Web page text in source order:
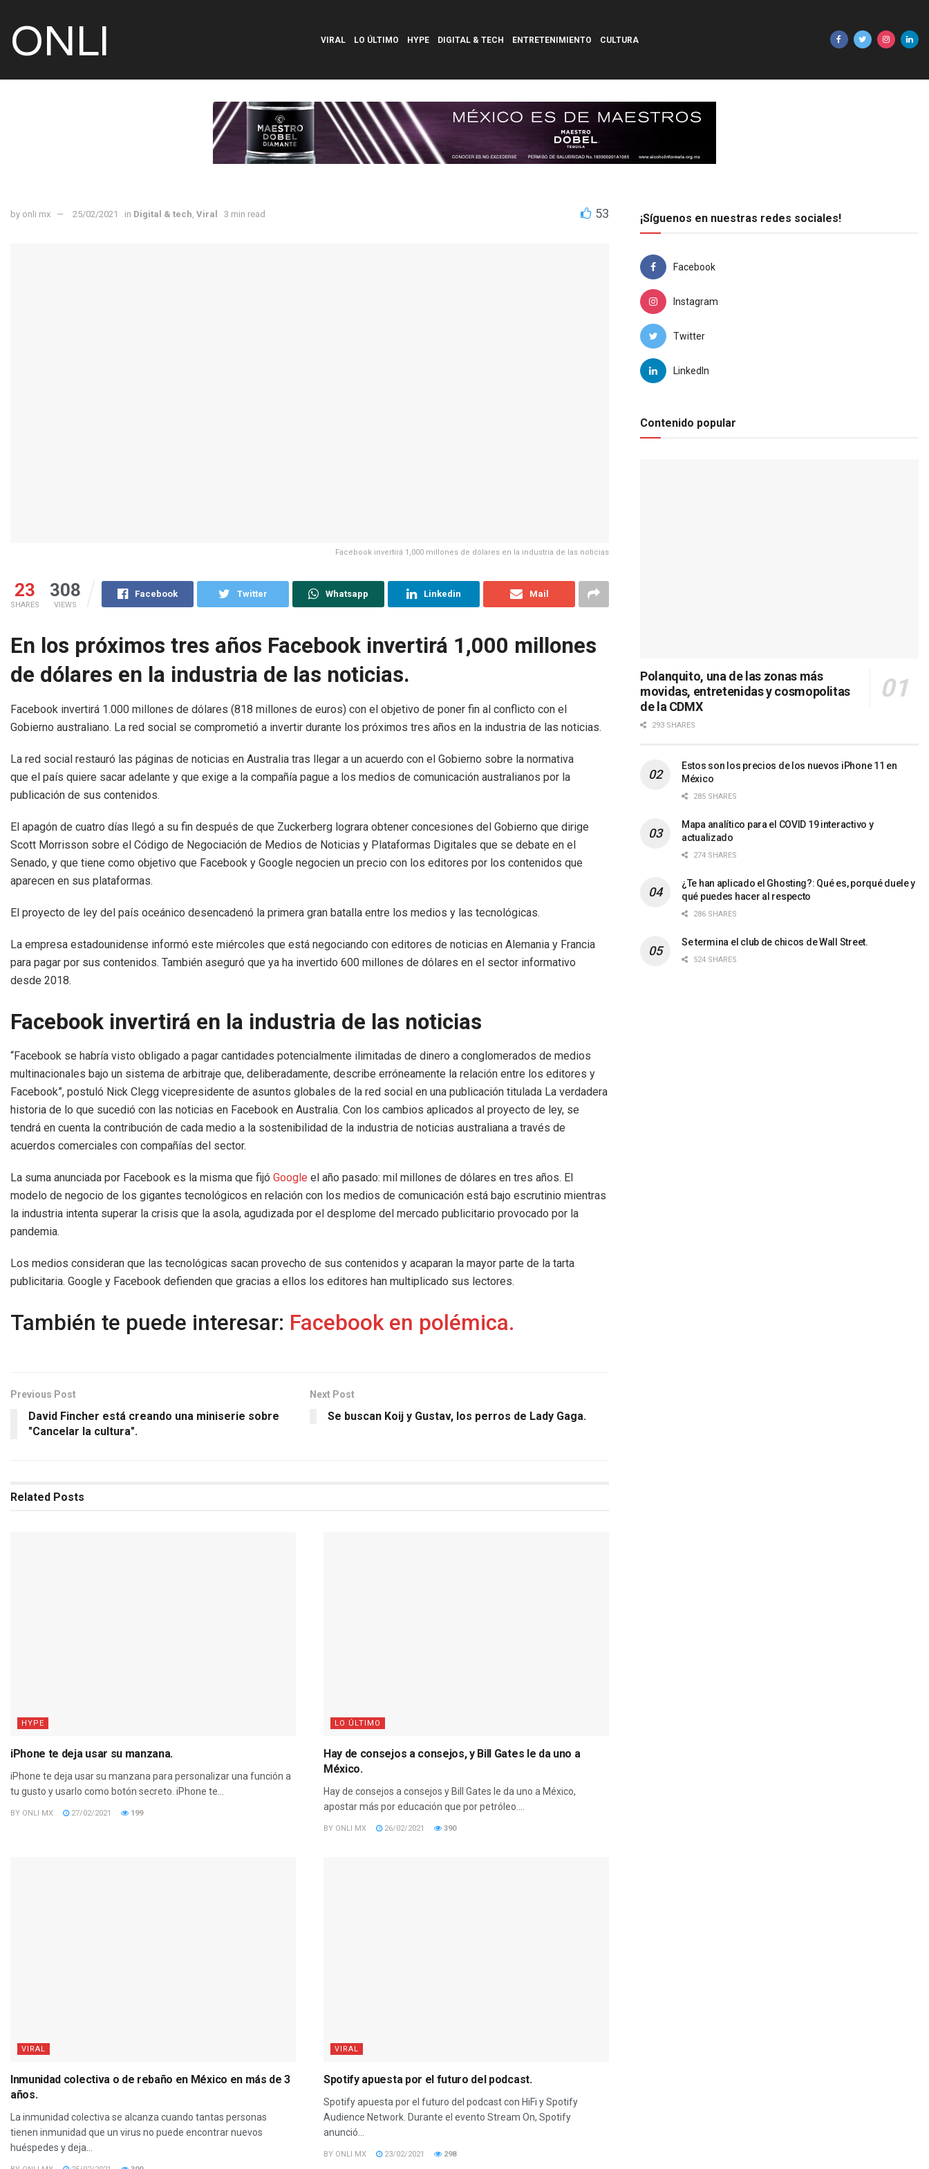
ONLI VIRAL LO ÚLTIMO HYPE DIGITAL & TECH ENTRETENIMIENTO CULTURA
by onli mx 25/02/2021 in Digital & tech, Viral 3 min read 53
Facebook invertirá 1,000 millones de dólares en la industria de las noticias
23
SHARES
308
VIEWS
Facebook Twitter Whatsapp Linkedin Mail
En los próximos tres años Facebook invertirá 1,000 millones
de dólares en la industria de las noticias.
Facebook invertirá 1.000 millones de dólares (818 millones de euros) con el objetivo de poner fin al conflicto con el
Gobierno australiano. La red social se comprometió a invertir durante los próximos tres años en la industria de las noticias.
La red social restauró las páginas de noticias en Australia tras llegar a un acuerdo con el Gobierno sobre la normativa
que el país quiere sacar adelante y que exige a la compañía pague a los medios de comunicación australianos por la
publicación de sus contenidos.
El apagón de cuatro días llegó a su fin después de que Zuckerberg lograra obtener concesiones del Gobierno que dirige
Scott Morrisson sobre el Código de Negociación de Medios de Noticias y Plataformas Digitales que se debate en el
Senado, y que tiene como objetivo que Facebook y Google negocien un precio con los editores por los contenidos que
aparecen en sus plataformas.
El proyecto de ley del país oceánico desencadenó la primera gran batalla entre los medios y las tecnológicas.
La empresa estadounidense informó este miércoles que está negociando con editores de noticias en Alemania y Francia
para pagar por sus contenidos. También aseguró que ya ha invertido 600 millones de dólares en el sector informativo
desde 2018.
Facebook invertirá en la industria de las noticias
“Facebook se habría visto obligado a pagar cantidades potencialmente ilimitadas de dinero a conglomerados de medios
multinacionales bajo un sistema de arbitraje que, deliberadamente, describe erróneamente la relación entre los editores y
Facebook”, postuló Nick Clegg vicepresidente de asuntos globales de la red social en una publicación titulada La verdadera
historia de lo que sucedió con las noticias en Facebook en Australia. Con los cambios aplicados al proyecto de ley, se
tendrá en cuenta la contribución de cada medio a la sostenibilidad de la industria de noticias australiana a través de
acuerdos comerciales con compañías del sector.
La suma anunciada por Facebook es la misma que fijó Google el año pasado: mil millones de dólares en tres años. El
modelo de negocio de los gigantes tecnológicos en relación con los medios de comunicación está bajo escrutinio mientras
la industria intenta superar la crisis que la asola, agudizada por el desplome del mercado publicitario provocado por la
pandemia.
Los medios consideran que las tecnológicas sacan provecho de sus contenidos y acaparan la mayor parte de la tarta
publicitaria. Google y Facebook defienden que gracias a ellos los editores han multiplicado sus lectores.
También te puede interesar: Facebook en polémica.
Previous Post
David Fincher está creando una miniserie sobre
"Cancelar la cultura".
Next Post
Se buscan Koij y Gustav, los perros de Lady Gaga.
Related Posts
HYPE
iPhone te deja usar su manzana.
iPhone te deja usar su manzana para personalizar una función a
tu gusto y usarlo como botón secreto. iPhone te...
BY ONLI MX 27/02/2021 199
LO ÚLTIMO
Hay de consejos a consejos, y Bill Gates le da uno a
México.
Hay de consejos a consejos y Bill Gates le da uno a México,
apostar más por educación que por petróleo....
BY ONLI MX 26/02/2021 390
VIRAL
Inmunidad colectiva o de rebaño en México en más de 3
años.
La inmunidad colectiva se alcanza cuando tantas personas
tienen inmunidad que un virus no puede encontrar nuevos
huéspedes y deja...
VIRAL
Spotify apuesta por el futuro del podcast.
Spotify apuesta por el futuro del podcast con HiFi y Spotify
Audience Network. Durante el evento Stream On, Spotify
anunció...
BY ONLI MX 23/02/2021 298
¡Síguenos en nuestras redes sociales!
Facebook
Instagram
Twitter
LinkedIn
Contenido popular
Polanquito, una de las zonas más
movidas, entretenidas y cosmopolitas
de la CDMX
293 SHARES
Estos son los precios de los nuevos iPhone 11 en
México
285 SHARES
Mapa analítico para el COVID 19 interactivo y
actualizado
274 SHARES
¿Te han aplicado el Ghosting?: Qué es, porqué duele y
qué puedes hacer al respecto
286 SHARES
Se termina el club de chicos de Wall Street.
524 SHARES